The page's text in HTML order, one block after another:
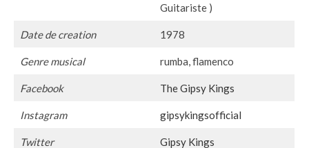
Guitariste )
Date de creation 1978
Genre musical rumba, flamenco
Facebook The Gipsy Kings
Instagram gipsykingsofficial
Twitter Gipsy Kings